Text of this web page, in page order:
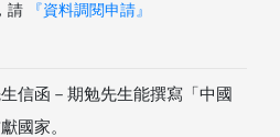
信函－期勉先生能撰寫「中國
國家。
請 『資料調閱申請』